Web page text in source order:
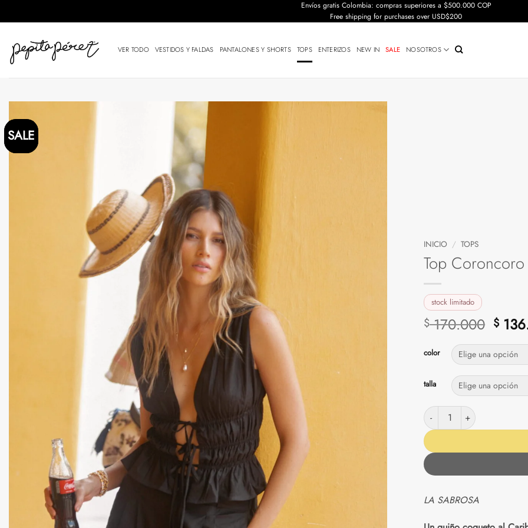
al
Envíos gratis Colombia: compras superiores a $500.000 COP
Free shipping for purchases over USD$200
VER TODO VESTIDOS Y FALDAS PANTALONES Y SHORTS TOPS ENTERIZOS NEW IN SALE NOSOTROS
SALE
INICIO / TOPS
Top
stock limitado
$170.000 El
original
era:
$
$
color
talla
Top Coroncoro (varios
LA SABROSA